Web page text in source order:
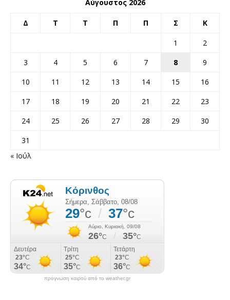
Αύγουστος 2026
Δ Τ Τ Π Π Σ Κ
1
2
3
4 5 6 7 8
9
10
11 12 13 14 15
16
17
18 19 20 21 22
23
24
25 26 27 28 29
30
31
« Ιούλ
πρόγνωση καιρού από το weather.gr